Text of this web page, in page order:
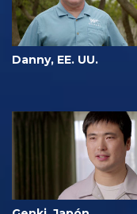
Danny, EE. UU.